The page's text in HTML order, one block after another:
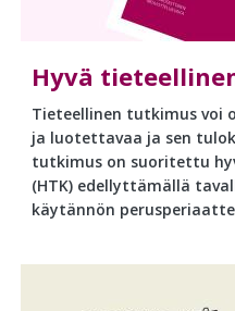
Hyvä
Tieteellinen tutkimus voi
ja luotettavaa ja sen
tutkimus on suoritettu
(HTK) edellyttämällä
käytännön